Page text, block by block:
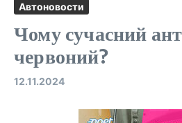
Автоновости
Чому сучасний
червоний?
12.11.2024